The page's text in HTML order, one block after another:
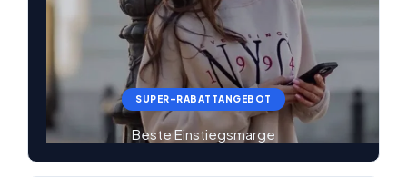
SUPER-RABATTANGEBOT
Beste Einstiegsmarge